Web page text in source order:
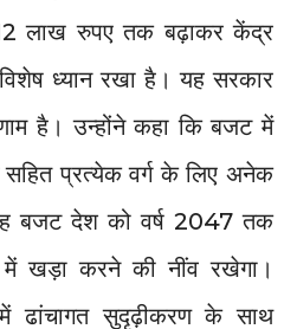
लाख रुपए तक बढ़ाकर केंद्र
ध्यान रखा है। यह सरकार
है। उन्होंने कहा कि बजट में
सहित प्रत्येक वर्ग के लिए अनेक
बजट देश को वर्ष 2047 तक
खड़ा करने की नींव रखेगा।
ढांचागत सुदृढ़ीकरण के साथ